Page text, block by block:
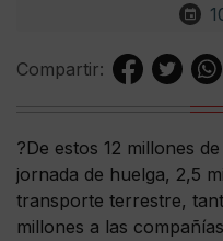
Compartir:
?De estos 12 millones
jornada de huelga, 2,5
transporte terrestre,
millones a las